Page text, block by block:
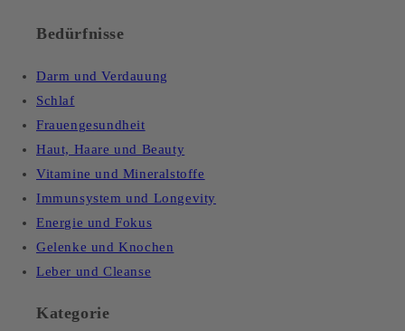
Bedürfnisse
Darm und Verdauung
Schlaf
Frauengesundheit
Haut, Haare und Beauty
Vitamine und Mineralstoffe
Immunsystem und Longevity
Energie und Fokus
Gelenke und Knochen
Leber und Cleanse
Kategorie